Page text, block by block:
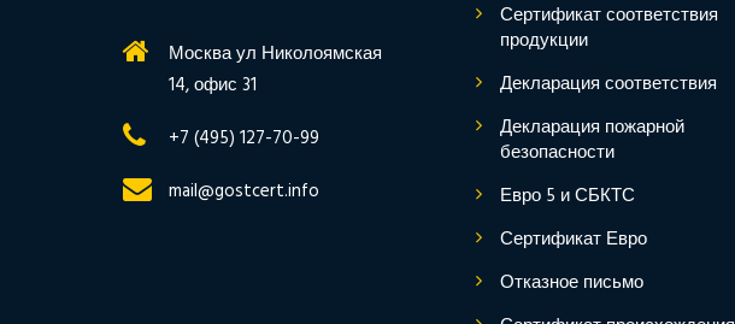
Москва ул Николоямская
14, офис 31
+7 (495) 127-70-99
mail@gostcert.info
Сертификат соответствия
продукции
Декларация соответствия
Декларация пожарной
безопасности
Евро 5 и СБКТС
Сертификат Евро
Отказное письмо